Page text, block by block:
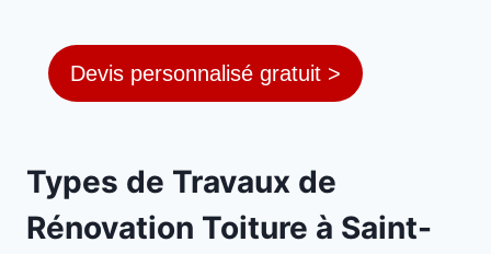
Devis personnalisé gratuit >
Types de Travaux de
Rénovation Toiture à Saint-